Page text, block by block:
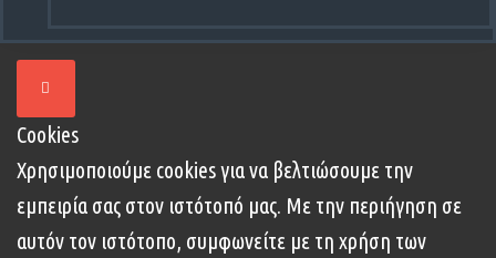
Cookies
Χρησιμοποιούμε cookies για να βελτιώσουμε την
εμπειρία σας στον ιστότοπό μας. Με την περιήγηση σε
αυτόν τον ιστότοπο, συμφωνείτε με τη χρήση των